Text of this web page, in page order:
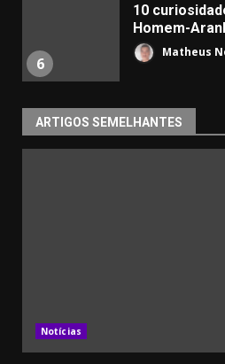
6
10
Homem-
Matheus
ARTIGOS SEMELHANTES
Notícias